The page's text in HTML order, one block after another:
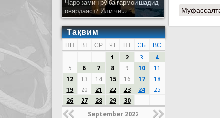
Чаро замин рӯ ба гармои шадид
овардааст? Илм чӣ...
Тақвим
ПН ВТ СР ЧТ ПТ СБ
ВС
1
2 3
4
5
6 7 8 9 10
11
12
13 14 15 16 17
18
19
20 21 22 23 24
25
26
27 28 29 30
September 2022